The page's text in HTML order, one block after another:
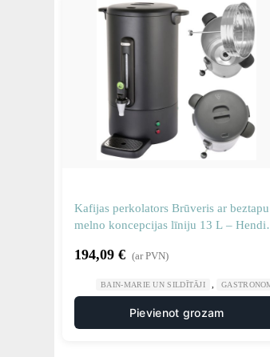
Kafijas perkolators Brūveris ar beztapu
melno koncepcijas līniju 13 L – Hendi
194,09 € (ar PVN)
BAIN-MARIE UN SILDĪTĀJI
Pievienot grozam